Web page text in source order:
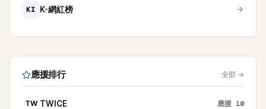
KI K-網紅榜
應援排行 全部 →
TW TWICE 應援 10